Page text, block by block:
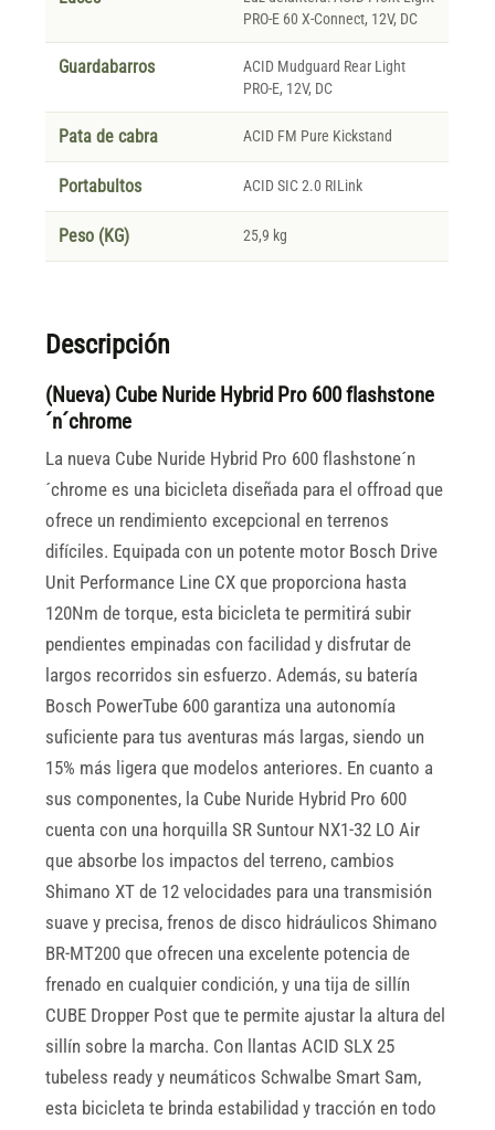
PRO-E 60 X-Connect, 12V, DC
Guardabarros
ACID Mudguard Rear Light
PRO-E, 12V, DC
Pata de cabra ACID FM Pure Kickstand
Portabultos ACID SIC 2.0 RILink
Peso (KG) 25,9 kg
Descripción
(Nueva) Cube Nuride Hybrid Pro 600 flashstone
´n´chrome
La nueva Cube Nuride Hybrid Pro 600 flashstone´n
´chrome es una bicicleta diseñada para el offroad que
ofrece un rendimiento excepcional en terrenos
difíciles. Equipada con un potente motor Bosch Drive
Unit Performance Line CX que proporciona hasta
120Nm de torque, esta bicicleta te permitirá subir
pendientes empinadas con facilidad y disfrutar de
largos recorridos sin esfuerzo. Además, su batería
Bosch PowerTube 600 garantiza una autonomía
suficiente para tus aventuras más largas, siendo un
15% más ligera que modelos anteriores. En cuanto a
sus componentes, la Cube Nuride Hybrid Pro 600
cuenta con una horquilla SR Suntour NX1-32 LO Air
que absorbe los impactos del terreno, cambios
Shimano XT de 12 velocidades para una transmisión
suave y precisa, frenos de disco hidráulicos Shimano
BR-MT200 que ofrecen una excelente potencia de
frenado en cualquier condición, y una tija de sillín
CUBE Dropper Post que te permite ajustar la altura del
sillín sobre la marcha. Con llantas ACID SLX 25
tubeless ready y neumáticos Schwalbe Smart Sam,
esta bicicleta te brinda estabilidad y tracción en todo